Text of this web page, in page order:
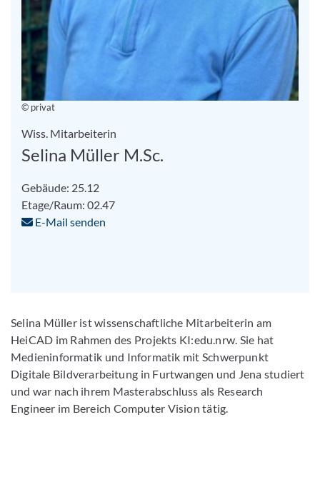
© privat
Wiss. Mitarbeiterin
Selina Müller M.Sc.
Gebäude: 25.12
Etage/Raum: 02.47
E-Mail senden
Selina Müller ist wissenschaftliche Mitarbeiterin am
HeiCAD im Rahmen des Projekts KI:edu.nrw. Sie hat
Medieninformatik und Informatik mit Schwerpunkt
Digitale Bildverarbeitung in Furtwangen und Jena studiert
und war nach ihrem Masterabschluss als Research
Engineer im Bereich Computer Vision tätig.